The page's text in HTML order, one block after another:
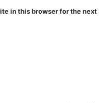
in this browser for the next